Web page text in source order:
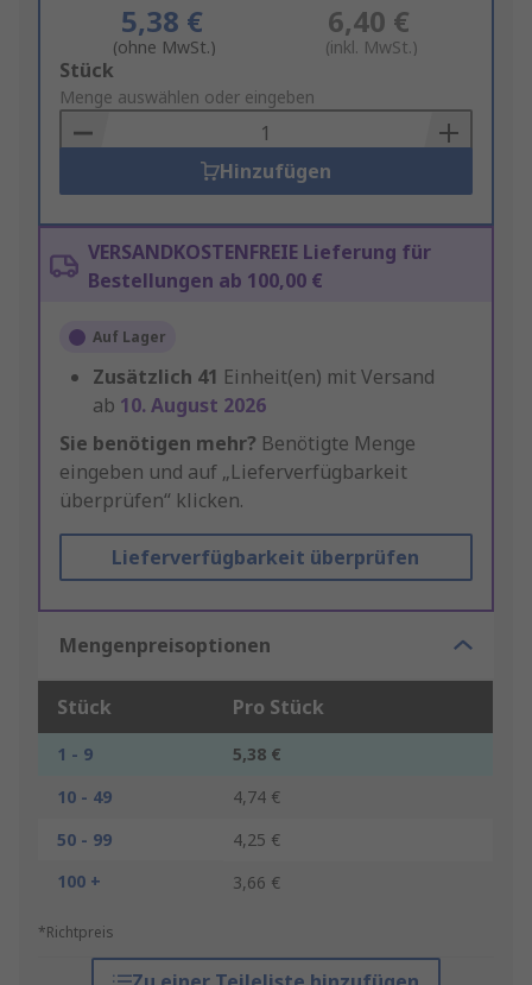
5,38 €
(ohne MwSt.)
6,40 €
(inkl. MwSt.)
Add
to
Basket
Stück
Menge auswählen oder eingeben
Hinzufügen
VERSANDKOSTENFREIE Lieferung für
Bestellungen ab 100,00 €
Auf Lager
Zusätzlich 41 Einheit(en) mit Versand
ab 10. August 2026
Sie benötigen mehr? Benötigte Menge
eingeben und auf „Lieferverfügbarkeit
überprüfen“ klicken.
Lieferverfügbarkeit überprüfen
Mengenpreisoptionen
Stück Pro Stück
1 - 9
5,38 €
10 - 49
4,74 €
50 - 99
4,25 €
100 +
3,66 €
*Richtpreis